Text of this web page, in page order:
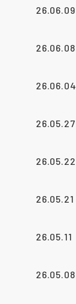
26.06.09
26.06.08
26.06.04
26.05.27
26.05.22
26.05.21
26.05.11
26.05.08